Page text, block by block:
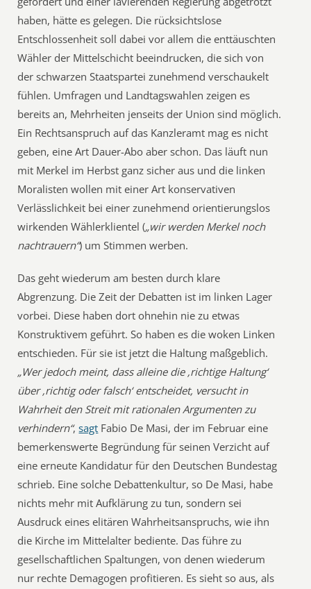
haben, hätte es gelegen. Die rücksichtslose
Entschlossenheit soll dabei vor allem die enttäuschten
Wähler der Mittelschicht beeindrucken, die sich von
der schwarzen Staatspartei zunehmend verschaukelt
fühlen. Umfragen und Landtagswahlen zeigen es
bereits an, Mehrheiten jenseits der Union sind möglich.
Ein Rechtsanspruch auf das Kanzleramt mag es nicht
geben, eine Art Dauer-Abo aber schon. Das läuft nun
mit Merkel im Herbst ganz sicher aus und die linken
Moralisten wollen mit einer Art konservativen
Verlässlichkeit bei einer zunehmend orientierungslos
wirkenden Wählerklientel („wir werden Merkel noch
nachtrauern“) um Stimmen werben.
Das geht wiederum am besten durch klare
Abgrenzung. Die Zeit der Debatten ist im linken Lager
vorbei. Diese haben dort ohnehin nie zu etwas
Konstruktivem geführt. So haben es die woken Linken
entschieden. Für sie ist jetzt die Haltung maßgeblich.
„Wer jedoch meint, dass alleine die ‚richtige Haltung‘
über ‚richtig oder falsch‘ entscheidet, versucht in
Wahrheit den Streit mit rationalen Argumenten zu
verhindern“,sagt Fabio De Masi, der im Februar eine
bemerkenswerte Begründung für seinen Verzicht auf
eine erneute Kandidatur für den Deutschen Bundestag
schrieb. Eine solche Debattenkultur, so De Masi, habe
nichts mehr mit Aufklärung zu tun, sondern sei
Ausdruck eines elitären Wahrheitsanspruchs, wie ihn
die Kirche im Mittelalter bediente. Das führe zu
gesellschaftlichen Spaltungen, von denen wiederum
nur rechte Demagogen profitieren. Es sieht so aus, als